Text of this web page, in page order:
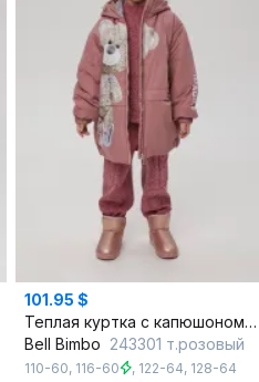
101.95 $
Теплая куртка с капюшоном для девочки
Bell Bimbo 243301 т.розовый
110-60, 116-60 , 122-64, 128-64